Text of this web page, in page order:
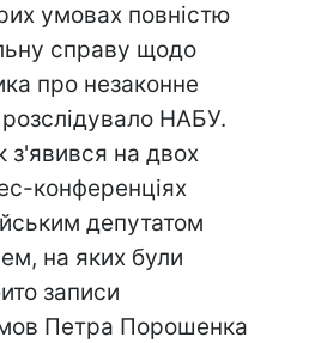
умовах повністю
справу щодо
про незаконне
НАБУ.
з'явився на двох
конференціях
депутатом
на яких були
записи
Петра Порошенка